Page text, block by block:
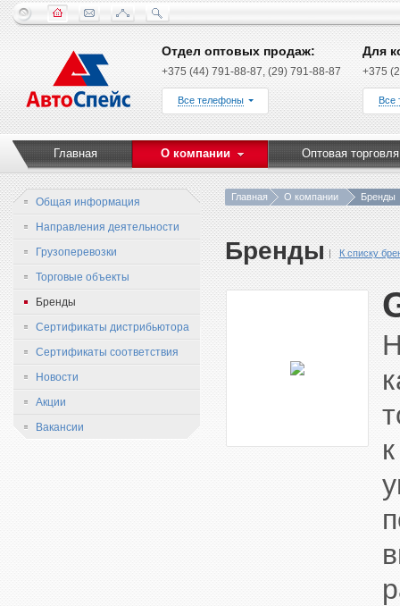
Отдел оптовых продаж:
+375 (44) 791-88-87, (29) 791-88-87
Все телефоны
Для
+375
Все
Главная О компании Оптовая торговля
Общая информация
Направления деятельности
Грузоперевозки
Торговые объекты
Бренды
Сертификаты дистрибьютора
Сертификаты соответствия
Новости
Акции
Вакансии
Главная О компании Бренды
Бренды К списку